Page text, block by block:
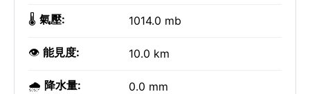
🌡️ 氣壓: 1014.0 mb
👁️ 能見度: 10.0 km
🌧️ 降水量: 0.0 mm